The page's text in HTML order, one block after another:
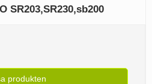
SR203,SR230,sb200
produkten